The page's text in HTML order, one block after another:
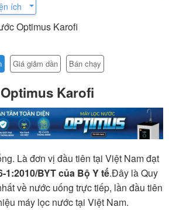
Optimus Karofi
Giá giảm dần Bán chạy
Karofi
Là đơn vị đầu tiên tại Việt Nam đạt
1:2010/BYT của Bộ Y tế.Đây là Quy
về nước uống trực tiếp, lần đầu tiên
máy lọc nước tại Việt Nam.
ích